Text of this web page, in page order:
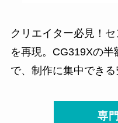
クリエイター必見！
を再現。CG319Xの
で、制作に集中できる
専